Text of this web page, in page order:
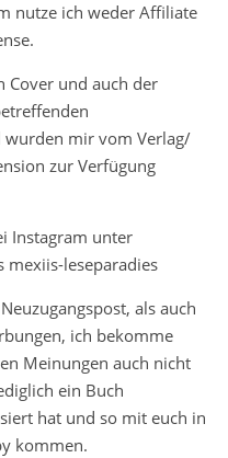
nutze ich weder Affiliate
Cover und auch der
wurden mir vom Verlag/
zur Verfügung
Instagram unter
mexiis-leseparadies
als auch
ich bekomme
Meinungen auch nicht
ein Buch
hat und so mit euch in
kommen.